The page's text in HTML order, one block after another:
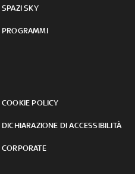
SPAZI SKY
PROGRAMMI
COOKIE POLICY
DICHIARAZIONE DI ACCESSIBILITÀ
CORPORATE